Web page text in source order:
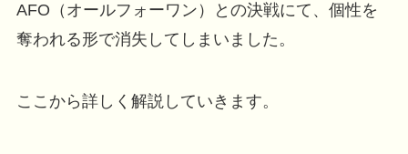
AFO（オールフォーワン）との決戦にて、個性を
奪われる形で消失してしまいました。
ここから詳しく解説していきます。